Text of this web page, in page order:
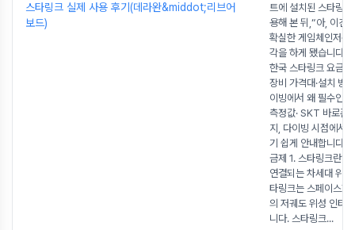
스타링크 실제 사용 후기(데라완&middot;리브어
보드)
트에 설치된 스타링
용해 본 뒤,“아, 이건
확실한 게임체인저구
각을 하게 됐습니다.
한국 스타링크 요금제
장비 가격대·설치 방
이빙에서 왜 필수인지
측정값· SKT 바로폰
지, 다이빙 시점에서
기 쉽게 안내합니다.
금제 1. 스타링크란?
연결되는 차세대 위
타링크는 스페이스
의 저궤도 위성 인터
니다. 스타링크...